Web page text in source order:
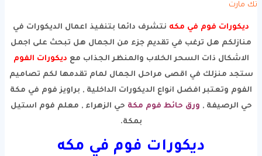
مارت
ديكورات فوم في مكهنتشرف دائما بتنفيذ اعمال الديكورات في
منازلكم هل ترغب في تقديم جزء من الجمال هل تبحث على اجمل
الاشكال ذات السحر الخلاب والمنظر الجذاب معديكورات الفوم
ستجد منزلك في اقصى مراحل الجمال لمام تقدمها لكم تصاميم
الفوم وتعتبر افضل انواع الديكورات الداخلية , براويز فوم في مكة
حي الرصيفة , ورق حائط فوم مكة حي الزهراء , معلم فوم استيل
بمكة.
ديكورات فوم في مكه